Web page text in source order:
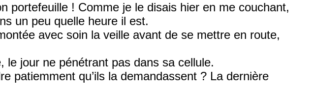
portefeuille ! Comme je le disais hier en me couchant,
un peu quelle heure il est.
avec soin la veille avant de se mettre en route,
le jour ne pénétrant pas dans sa cellule.
patiemment qu’ils la demandassent ? La dernière